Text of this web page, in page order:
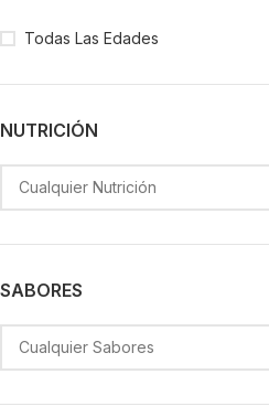
Todas Las Edades
NUTRICIÓN
SABORES